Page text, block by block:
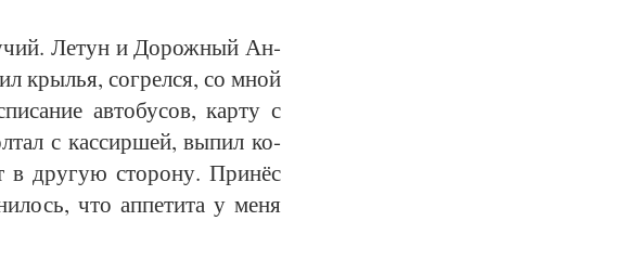
Ле­тун и До­рож­ный Ан­
крылья, со­грел­ся, со мной
ав­то­бу­сов, кар­ту с
с кас­сир­шей, вы­пил ко­
в дру­гую сто­ро­ну. При­нёс
что ап­пе­ти­та у ме­ня